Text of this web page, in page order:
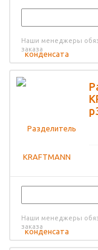
Наши менеджеры
заказа
Наши менеджеры
заказа